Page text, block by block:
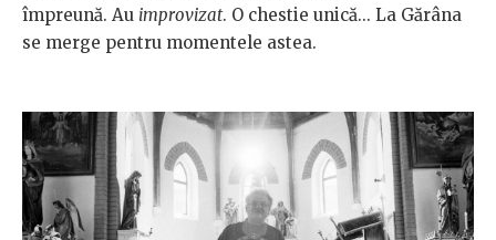
împreună. Au improvizat. O chestie unică... La Gărâna
se merge pentru momentele astea.